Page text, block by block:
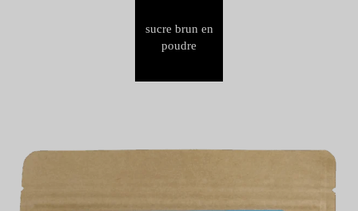
sucre brun en
poudre